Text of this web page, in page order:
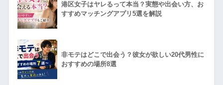
港区女子はヤレるって本当？実態や出会い方、お
すすめマッチングアプリ5選を解説
非モテはどこで出会う？彼女が欲しい20代男性に
おすすめの場所8選